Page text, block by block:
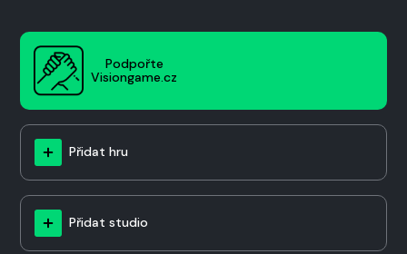
Podpořte
Visiongame.cz
Přidat hru
Přidat studio